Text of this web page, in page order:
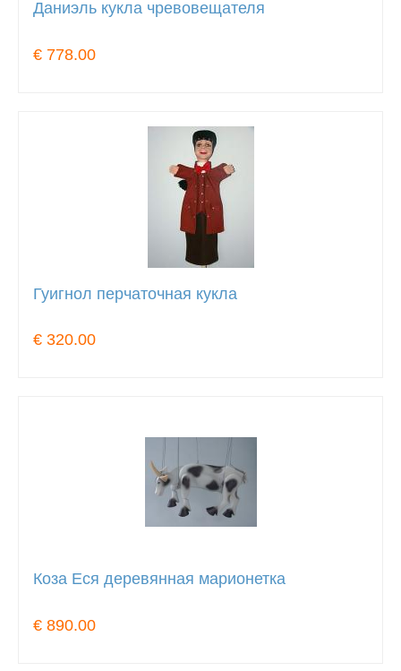
Даниэль кукла чревовещателя
€ 778.00
Гуигнол перчаточная кукла
€ 320.00
Коза Еся деревянная марионетка
€ 890.00